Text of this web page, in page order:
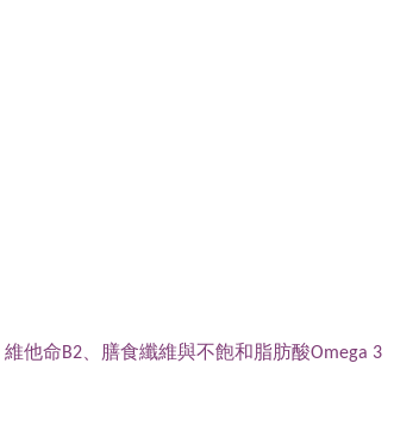
他命B2、膳食纖維與不飽和脂肪酸Omega 3